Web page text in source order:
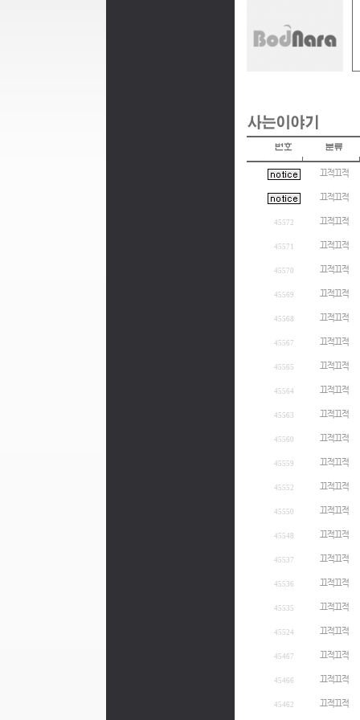
끄적끄적
끄적끄적
45572 끄적끄적
45571 끄적끄적
45570 끄적끄적
45569 끄적끄적
45568 끄적끄적
45567 끄적끄적
45565 끄적끄적
45564 끄적끄적
45563 끄적끄적
45560 끄적끄적
45559 끄적끄적
45552 끄적끄적
45550 끄적끄적
45548 끄적끄적
45537 끄적끄적
45536 끄적끄적
45535 끄적끄적
45524 끄적끄적
45467 끄적끄적
45466 끄적끄적
45462 끄적끄적